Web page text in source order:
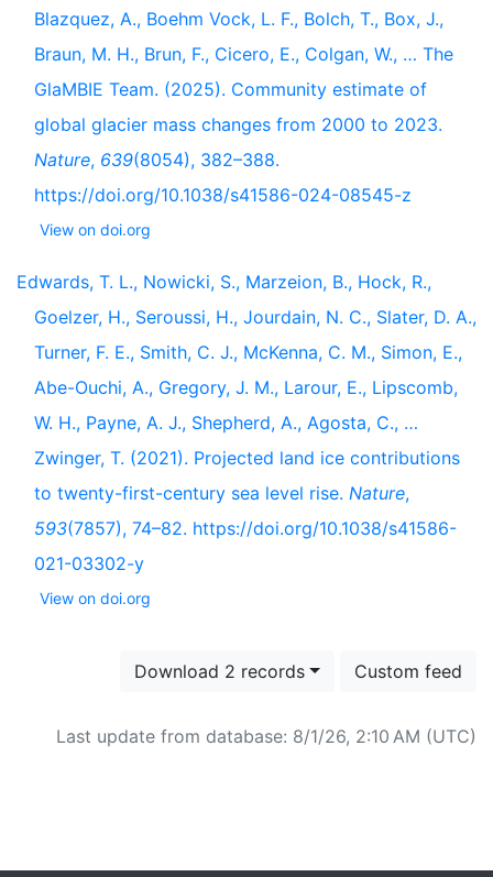
Blazquez, A., Boehm Vock, L. F., Bolch, T., Box, J.,
Braun, M. H., Brun, F., Cicero, E., Colgan, W., … The
GlaMBIE Team. (2025). Community estimate of
global glacier mass changes from 2000 to 2023.
Nature, 639(8054), 382–388.
https://doi.org/10.1038/s41586-024-08545-z
View on doi.org
Edwards, T. L., Nowicki, S., Marzeion, B., Hock, R.,
Goelzer, H., Seroussi, H., Jourdain, N. C., Slater, D. A.,
Turner, F. E., Smith, C. J., McKenna, C. M., Simon, E.,
Abe-Ouchi, A., Gregory, J. M., Larour, E., Lipscomb,
W. H., Payne, A. J., Shepherd, A., Agosta, C., …
Zwinger, T. (2021). Projected land ice contributions
to twenty-first-century sea level rise. Nature,
593(7857), 74–82. https://doi.org/10.1038/s41586-
021-03302-y
View on doi.org
Download 2 records Custom feed
Last update from database: 8/1/26, 2:10 AM (UTC)